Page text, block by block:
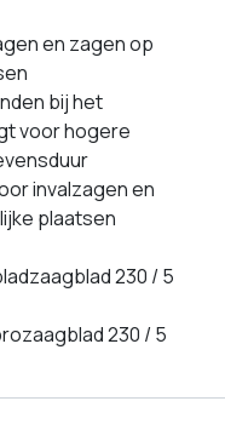
en zagen op
bij het
voor hogere
invalzagen en
plaatsen
230 / 5
230 / 5